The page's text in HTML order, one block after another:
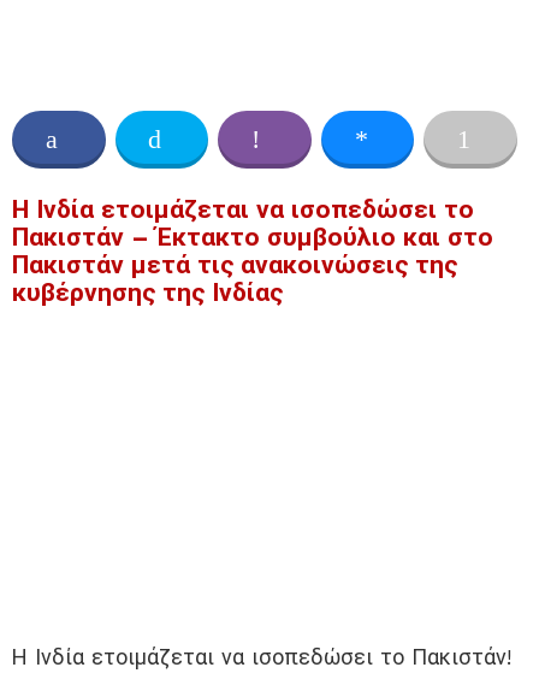
Η Ινδία ετοιμάζεται να ισοπεδώσει το
Πακιστάν – Έκτακτο συμβούλιο και στο
Πακιστάν μετά τις ανακοινώσεις της
κυβέρνησης της Ινδίας
Η Ινδία ετοιμάζεται να ισοπεδώσει το Πακιστάν!